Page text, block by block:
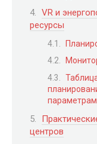
VR и
ресурсы
параметрам
центров